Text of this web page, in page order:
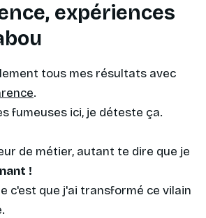
expériences
tous mes résultats avec
.
fumeuses ici, je déteste ça.
de métier, autant te dire que je
!
c'est que j'ai transformé ce vilain